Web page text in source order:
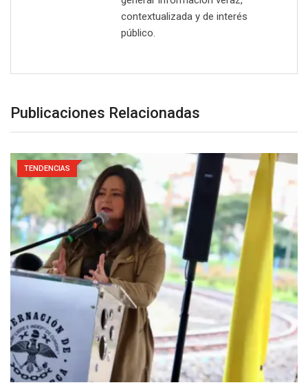
contextualizada y de interés
público.
Publicaciones Relacionadas
TENDENCIAS